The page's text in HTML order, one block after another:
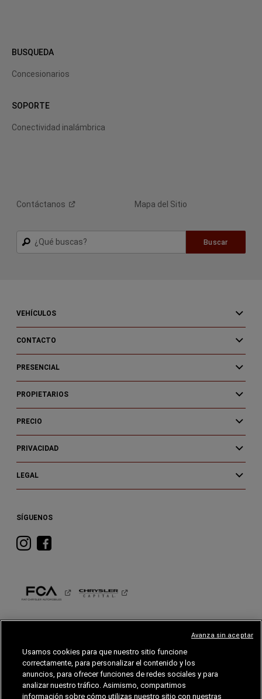
BUSQUEDA
Concesionarios
SOPORTE
Conectividad inalámbrica
Contáctanos Mapa del Sitio
Buscar
Buscar
VEHÍCULOS
CONTACTO
PRESENCIAL
PROPIETARIOS
PRECIO
PRIVACIDAD
LEGAL
SÍGUENOS
Visita
Instagram
Visita
Facebook
©2023 FCA EE. UU. LLC. Reservados todos los derechos.
Jeep, Ram, , Mopar y SRT son marcas comerciales registradas de FCA US LLC.
FIAT es una marca registrada de FCA Group Marketing S.p.A., utilizadas con permiso.
DISTRIVEHIC Distribuidora de Vehículos S.A.S
*El MSRP excluye destino, impuestos, títulos y tarifas de registro. El precio inicial se
Usamos cookies para que nuestro sitio funcione
correctamente, para personalizar el contenido y los
anuncios, para ofrecer funciones de redes sociales y para
analizar nuestro tráfico. Asimismo, compartimos
información sobre cómo utilizas nuestro sitio con nuestras
Avanza sin aceptar